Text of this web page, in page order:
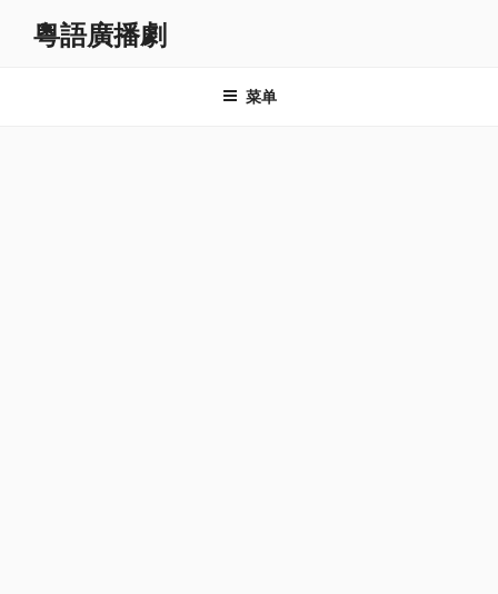
粵語廣播劇
菜单